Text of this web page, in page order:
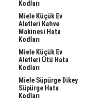
Kodları
Miele Küçük Ev
Aletleri Kahve
Makinesi Hata
Kodları
Miele Küçük Ev
Aletleri Ütü Hata
Kodları
Miele Süpürge Dikey
Süpürge Hata
Kodları